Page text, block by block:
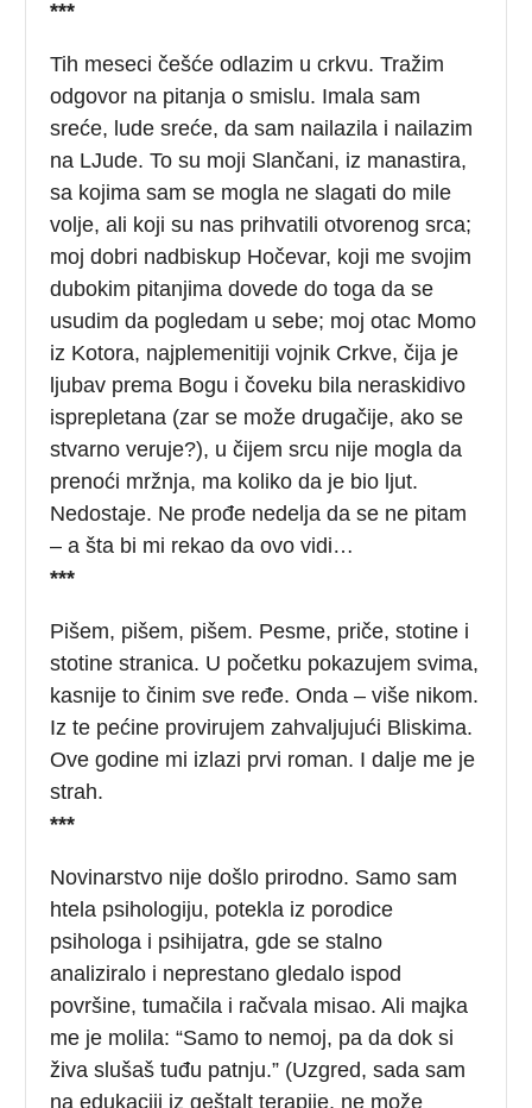
***
Tih meseci češće odlazim u crkvu. Tražim
odgovor na pitanja o smislu. Imala sam
sreće, lude sreće, da sam nailazila i nailazim
na LJude. To su moji Slančani, iz manastira,
sa kojima sam se mogla ne slagati do mile
volje, ali koji su nas prihvatili otvorenog srca;
moj dobri nadbiskup Hočevar, koji me svojim
dubokim pitanjima dovede do toga da se
usudim da pogledam u sebe; moj otac Momo
iz Kotora, najplemenitiji vojnik Crkve, čija je
ljubav prema Bogu i čoveku bila neraskidivo
isprepletana (zar se može drugačije, ako se
stvarno veruje?), u čijem srcu nije mogla da
prenoći mržnja, ma koliko da je bio ljut.
Nedostaje. Ne prođe nedelja da se ne pitam
– a šta bi mi rekao da ovo vidi…
***
Pišem, pišem, pišem. Pesme, priče, stotine i
stotine stranica. U početku pokazujem svima,
kasnije to činim sve ređe. Onda – više nikom.
Iz te pećine provirujem zahvaljujući Bliskima.
Ove godine mi izlazi prvi roman. I dalje me je
strah.
***
Novinarstvo nije došlo prirodno. Samo sam
htela psihologiju, potekla iz porodice
psihologa i psihijatra, gde se stalno
analiziralo i neprestano gledalo ispod
površine, tumačila i račvala misao. Ali majka
me je molila: “Samo to nemoj, pa da dok si
živa slušaš tuđu patnju.” (Uzgred, sada sam
na edukaciji iz geštalt terapije, ne može